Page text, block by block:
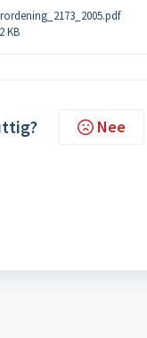
KB
Nee